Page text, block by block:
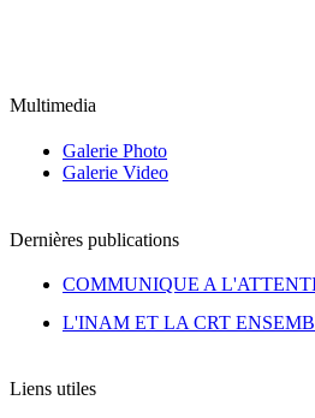
Multimedia
Galerie Photo
Galerie Video
Dernières publications
COMMUNIQUE A
L'INAM ET LA CRT
Liens utiles